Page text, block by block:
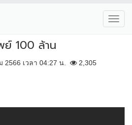
ย์ 100 ล้าน
2566 เวลา 04:27 น. 2,305